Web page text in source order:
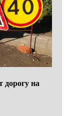
дорогу на